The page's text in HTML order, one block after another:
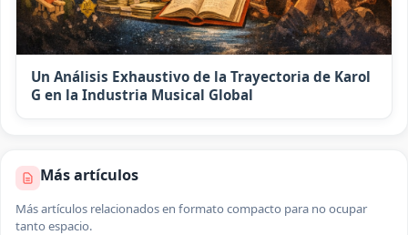
Un Análisis Exhaustivo de la Trayectoria de Karol
G en la Industria Musical Global
Más artículos
Más artículos relacionados en formato compacto para no ocupar
tanto espacio.